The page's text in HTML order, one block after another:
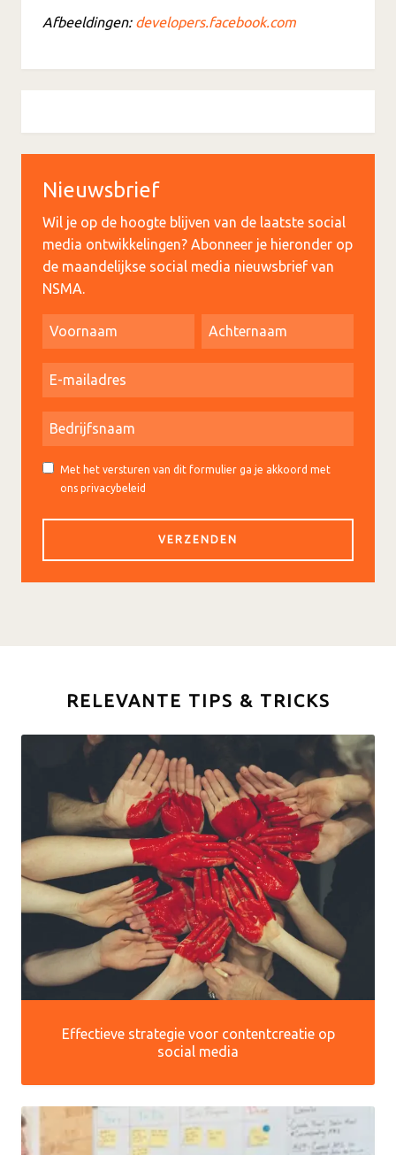
Afbeeldingen: developers.facebook.com
Nieuwsbrief
Wil je op de hoogte blijven van de laatste social
media ontwikkelingen? Abonneer je hieronder op
de maandelijkse social media nieuwsbrief van
NSMA.
Met het versturen van dit formulier ga je akkoord met
ons privacybeleid
RELEVANTE TIPS & TRICKS
Effectieve strategie voor contentcreatie op
social media